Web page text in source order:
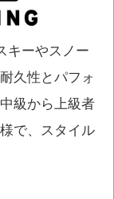
キーやスノー
久性とパフォ
級から上級者
で、スタイル